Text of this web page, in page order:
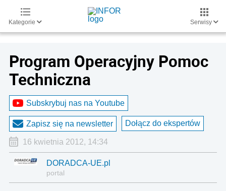
Kategorie Serwisy
Program Operacyjny Pomoc
Techniczna
Subskrybuj nas na Youtube
Zapisz się na newsletter Dołącz do ekspertów
16 kwietnia 2012, 14:34
DORADCA-UE.pl
portal